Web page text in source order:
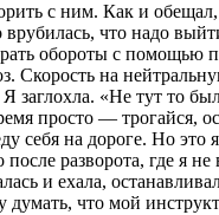
с ним. Как и
что надо
обороты с помощью
на
заглохла. «Не тут то
просто — трогайся,
себя на дороге. Но
разворота, где я
и ехала,
думать, что мой